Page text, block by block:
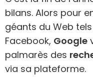
bilans. Alors pour
géants du Web
Facebook, Google
palmarès des
via sa plateforme.